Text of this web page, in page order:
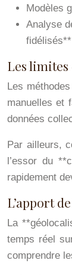
Modèles
Analyse
Les
Les
manuelles et
données
Par ailleurs,
l’essor du
rapidement
L’apport
La
temps réel
comprendre